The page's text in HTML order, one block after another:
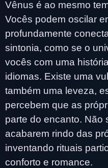
Vênus é ao mesmo
Vocês podem oscilar
profundamente
sintonia, como se o
vocês com uma
idiomas. Existe uma
também uma leveza,
percebem que as
parte do encanto. Não
acabarem rindo das
inventando rituais
conforto e romance.